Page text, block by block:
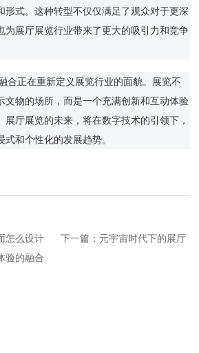
形式。这种转型不仅仅满足了观众对于更深
为展厅展览行业带来了更大的吸引力和竞争
合正在重新定义展览行业的面貌。展览不
文物的场所，而是一个充满创新和互动体验
厅展览的未来，将在数字技术的引领下，
和个性化的发展趋势。
怎么设计 下一篇： 元宇宙时代下的展厅
验的融合